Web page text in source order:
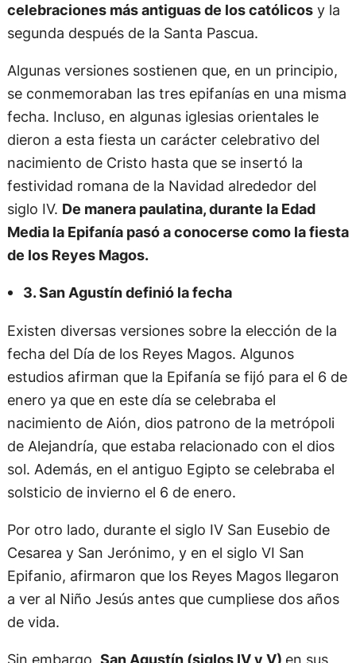
celebraciones más antiguas de los católicosy la
segunda después de la Santa Pascua.
Algunas versiones sostienen que, en un principio,
se conmemoraban las tres epifanías en una misma
fecha. Incluso, en algunas iglesias orientales le
dieron a esta fiesta un carácter celebrativo del
nacimiento de Cristo hasta que se insertó la
festividad romana de la Navidad alrededor del
siglo IV. De manera paulatina, durante la Edad
Media la Epifanía pasó a conocerse como la fiesta
de los Reyes Magos.
3. San Agustín definió la fecha
Existen diversas versiones sobre la elección de la
fecha del Día de los Reyes Magos. Algunos
estudios afirman que la Epifanía se fijó para el 6 de
enero ya que en este día se celebraba el
nacimiento de Aión, dios patrono de la metrópoli
de Alejandría, que estaba relacionado con el dios
sol. Además, en el antiguo Egipto se celebraba el
solsticio de invierno el 6 de enero.
Por otro lado, durante el siglo IV San Eusebio de
Cesarea y San Jerónimo, y en el siglo VI San
Epifanio, afirmaron que los Reyes Magos llegaron
a ver al Niño Jesús antes que cumpliese dos años
de vida.
Sin embargo, San Agustín (siglos IV y V) en sus